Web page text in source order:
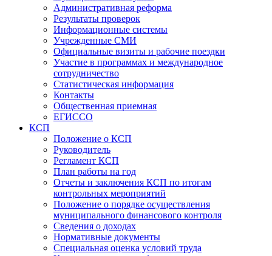
Административная реформа
Результаты проверок
Информационные системы
Учрежденные СМИ
Официальные визиты и рабочие поездки
Участие в программах и международное
сотрудничество
Статистическая информация
Контакты
Общественная приемная
ЕГИССО
КСП
Положение о КСП
Руководитель
Регламент КСП
План работы на год
Отчеты и заключения КСП по итогам
контрольных мероприятий
Положение о порядке осуществления
муниципального финансового контроля
Сведения о доходах
Нормативные документы
Специальная оценка условий труда